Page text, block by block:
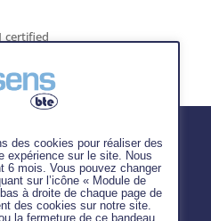
certified
des cookies pour réaliser des
expérience sur le site. Nous
6 mois. Vous pouvez changer
sur l’icône « Module de
à droite de chaque page de
des cookies sur notre site.
la fermeture de ce bandeau